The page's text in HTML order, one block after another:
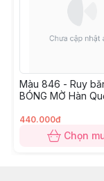
Màu 846 - Ruy
BÓNG MỜ Hàn
440.000đ
Chọn